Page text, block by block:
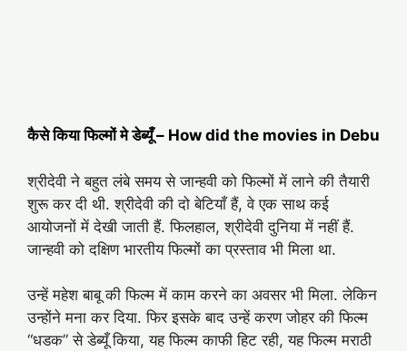
कैसे किया फिल्मों मे डेब्यूँ – How did the movies in Debu
श्रीदेवी ने बहुत लंबे समय से जान्हवी को फिल्मों में लाने की तैयारी
शुरू कर दी थी. श्रीदेवी की दो बेटियाँ हैं, वे एक साथ कई
आयोजनों में देखी जाती हैं. फिलहाल, श्रीदेवी दुनिया में नहीं हैं.
जान्हवी को दक्षिण भारतीय फिल्मों का प्रस्ताव भी मिला था.
उन्हें महेश बाबू की फिल्म में काम करने का अवसर भी मिला. लेकिन
उन्होंने मना कर दिया. फिर इसके बाद उन्हें करण जोहर की फिल्म
“धडक” से डेब्यूँ किया, यह फिल्म काफी हिट रही, यह फिल्म मराठी